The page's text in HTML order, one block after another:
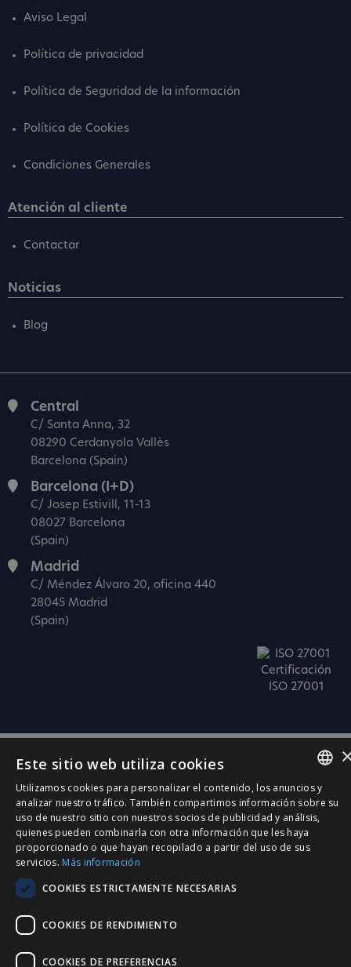
Aviso Legal
Política de privacidad
Política de Seguridad de la información
Política de Cookies
Condiciones Generales
Atención al cliente
Contactar
Noticias
Blog
Central
C/ Santa Anna, 32
08290 Cerdanyola Vallès
Barcelona (Spain)
Barcelona (I+D)
C/ Josep Estivill, 11-13
08027 Barcelona
(Spain)
Madrid
C/ Méndez Álvaro 20, oficina 440
28045 Madrid
(Spain)
Certificación
ISO 27001
SPANISH
CATALÀ
ENGLISH
Este sitio web utiliza cookies
Utilizamos cookies para personalizar el contenido, los anuncios y
analizar nuestro tráfico. También compartimos información sobre su
uso de nuestro sitio con nuestros socios de publicidad y análisis,
quienes pueden combinarla con otra información que les haya
proporcionado o que hayan recopilado a partir del uso de sus
servicios. Más información
COOKIES ESTRICTAMENTE NECESARIAS
COOKIES DE RENDIMIENTO
COOKIES DE PREFERENCIAS